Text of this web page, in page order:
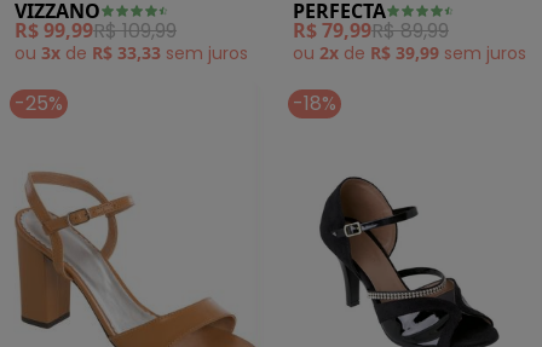
(Branco) em Sintético
VIZZANO
R$ 99,99R$ 109,99
ou 3x de R$ 33,33 sem juros
Detalhes em Gorgurão
PERFECTA
R$ 79,99R$ 89,99
ou 2x de R$ 39,99 sem juros
-25% -18%